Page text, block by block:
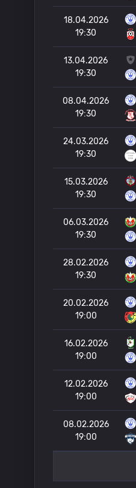
18.04.2026
19:30
13.04.2026
19:30
08.04.2026
19:30
24.03.2026
19:30
15.03.2026
19:30
06.03.2026
19:30
28.02.2026
19:30
20.02.2026
19:00
16.02.2026
19:00
12.02.2026
19:00
08.02.2026
19:00